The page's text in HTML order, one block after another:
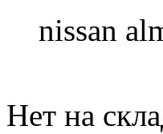
nissan
Нет на